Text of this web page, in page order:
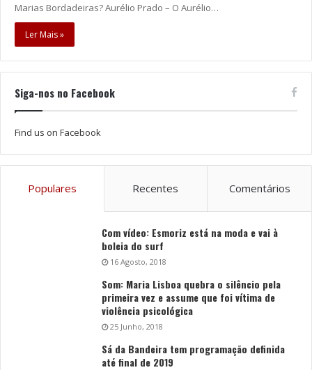
Marias Bordadeiras? Aurélio Prado – O Aurélio…
Ler Mais »
Siga-nos no Facebook
Find us on Facebook
Populares Recentes Comentários
Com vídeo: Esmoriz está na moda e vai à
boleia do surf
16 Agosto, 2018
Som: Maria Lisboa quebra o silêncio pela
primeira vez e assume que foi vítima de
violência psicológica
25 Junho, 2018
Sá da Bandeira tem programação definida
até final de 2019